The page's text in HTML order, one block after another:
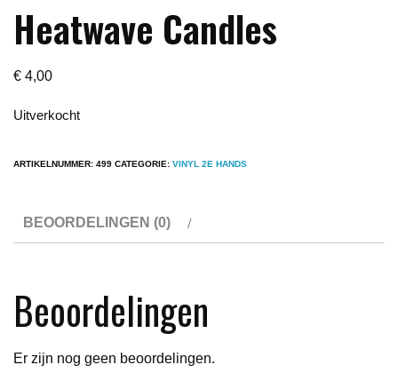
Heatwave Candles
€ 4,00
Uitverkocht
ARTIKELNUMMER: 499 CATEGORIE: VINYL 2E HANDS
BEOORDELINGEN (0)
Beoordelingen
Er zijn nog geen beoordelingen.